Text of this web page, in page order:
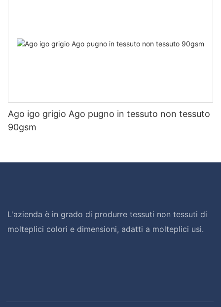
Ago igo grigio Ago pugno in tessuto non tessuto
90gsm
L'azienda è in grado di produrre tessuti non tessuti di
molteplici colori e dimensioni, adatti a molteplici usi.